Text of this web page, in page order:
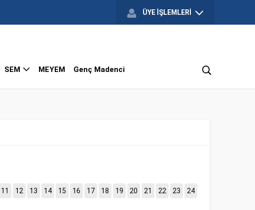
ÜYE İŞLEMLERİ
SEM MEYEM Genç Madenci
11 12 13 14 15 16 17 18 19 20 21 22 23 24